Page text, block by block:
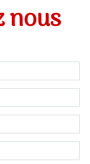
nous